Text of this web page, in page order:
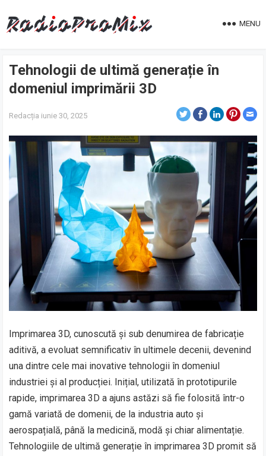
MENU
Tehnologii de ultimă generație în
domeniul imprimării 3D
Redacția iunie 30, 2025
Imprimarea 3D, cunoscută și sub denumirea de fabricație
aditivă, a evoluat semnificativ în ultimele decenii, devenind
una dintre cele mai inovative tehnologii în domeniul
industriei și al producției. Inițial, utilizată în prototipurile
rapide, imprimarea 3D a ajuns astăzi să fie folosită într-o
gamă variată de domenii, de la industria auto și
aerospațială, până la medicină, modă și chiar alimentație.
Tehnologiile de ultimă generație în imprimarea 3D promit să